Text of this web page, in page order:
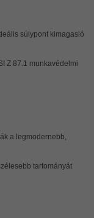
súlypont kimagasló
Z 87.1 munkavédelmi
a legmodernebb,
tartományát